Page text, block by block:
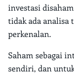
investasi
tidak ada analisa
perkenalan.
Saham sebagai
sendiri, dan